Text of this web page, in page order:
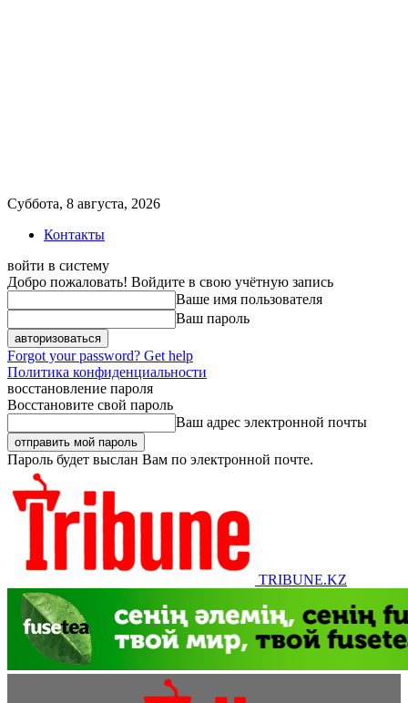
Суббота, 8 августа, 2026
Контакты
войти в систему
Добро пожаловать! Войдите в свою учётную запись
Ваше имя пользователя
Ваш пароль
Forgot your password? Get help
Политика конфиденциальности
восстановление пароля
Восстановите свой пароль
Ваш адрес электронной почты
Пароль будет выслан Вам по электронной почте.
TRIBUNE.KZ